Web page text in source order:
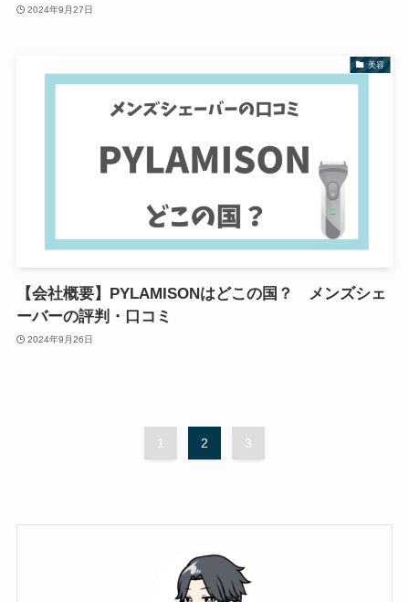
2024年9月27日
美容
【会社概要】PYLAMISONはどこの国？ メンズシェ
ーバーの評判・口コミ
2024年9月26日
1 2 3